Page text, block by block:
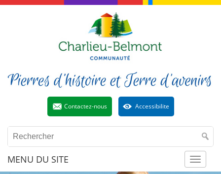
Contactez-nous Accessibilite
MENU DU SITE